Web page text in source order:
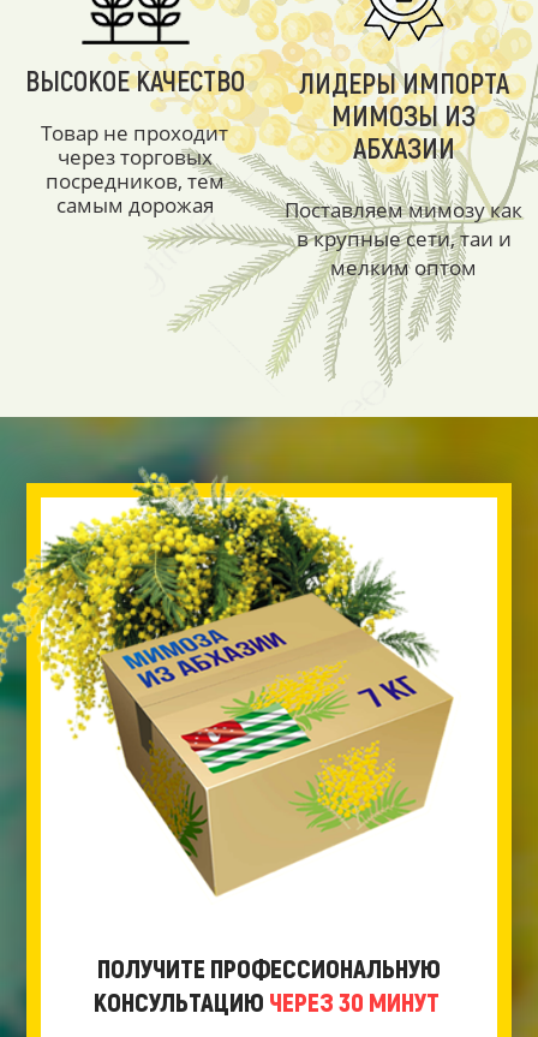
ВЫСОКОЕ КАЧЕСТВО
Товар не проходит
через торговых
посредников, тем
самым дорожая
ЛИДЕРЫ ИМПОРТА
МИМОЗЫ ИЗ
АБХАЗИИ
Поставляем мимозу как
в крупные сети, таи и
мелким оптом
ПОЛУЧИТЕ ПРОФЕССИОНАЛЬНУЮ
КОНСУЛЬТАЦИЮ ЧЕРЕЗ 30 МИНУТ